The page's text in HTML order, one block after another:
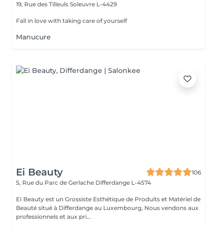
19, Rue des Tilleuls Soleuvre L-4429
Fall in love with taking care of yourself
Manucure
Ei Beauty
106
5, Rue du Parc de Gerlache Differdange L-4574
EI Beauty est un Grossiste Esthétique de Produits et Matériel de
Beauté situé à Differdange au Luxembourg, Nous vendons aux
professionnels et aux pri...